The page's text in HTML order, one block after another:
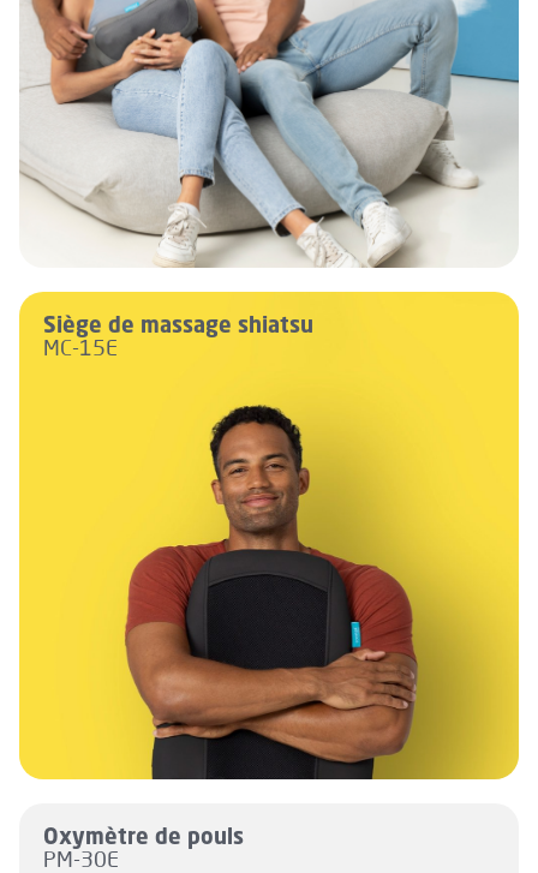
Siège de massage shiatsu
MC-15E
Oxymètre de pouls
PM-30E